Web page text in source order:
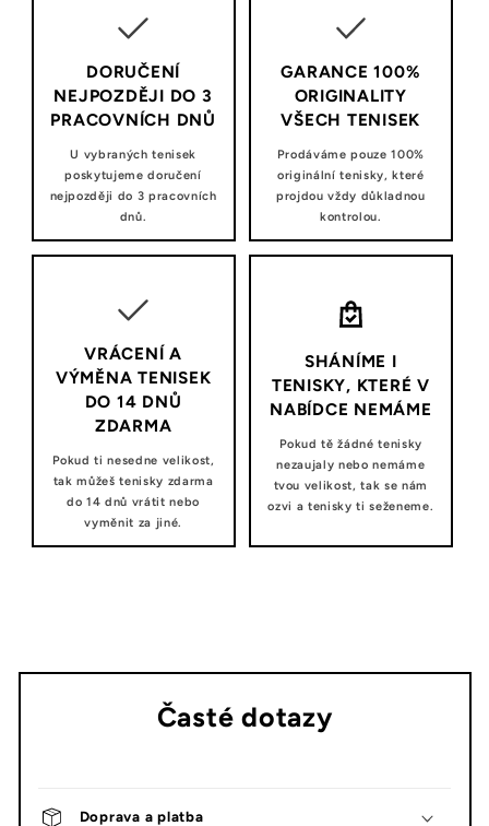
DORUČENÍ
NEJPOZDĚJI DO 3
PRACOVNÍCH DNŮ
U vybraných tenisek
poskytujeme doručení
nejpozději do 3 pracovních
dnů.
GARANCE 100%
ORIGINALITY
VŠECH TENISEK
Prodáváme pouze 100%
originální tenisky, které
projdou vždy důkladnou
kontrolou.
VRÁCENÍ A
VÝMĚNA TENISEK
DO 14 DNŮ
ZDARMA
Pokud ti nesedne velikost,
tak můžeš tenisky zdarma
do 14 dnů vrátit nebo
vyměnit za jiné.
SHÁNÍME I
TENISKY, KTERÉ V
NABÍDCE NEMÁME
Pokud tě žádné tenisky
nezaujaly nebo nemáme
tvou velikost, tak se nám
ozvi a tenisky ti seženeme.
Časté dotazy
Doprava a platba